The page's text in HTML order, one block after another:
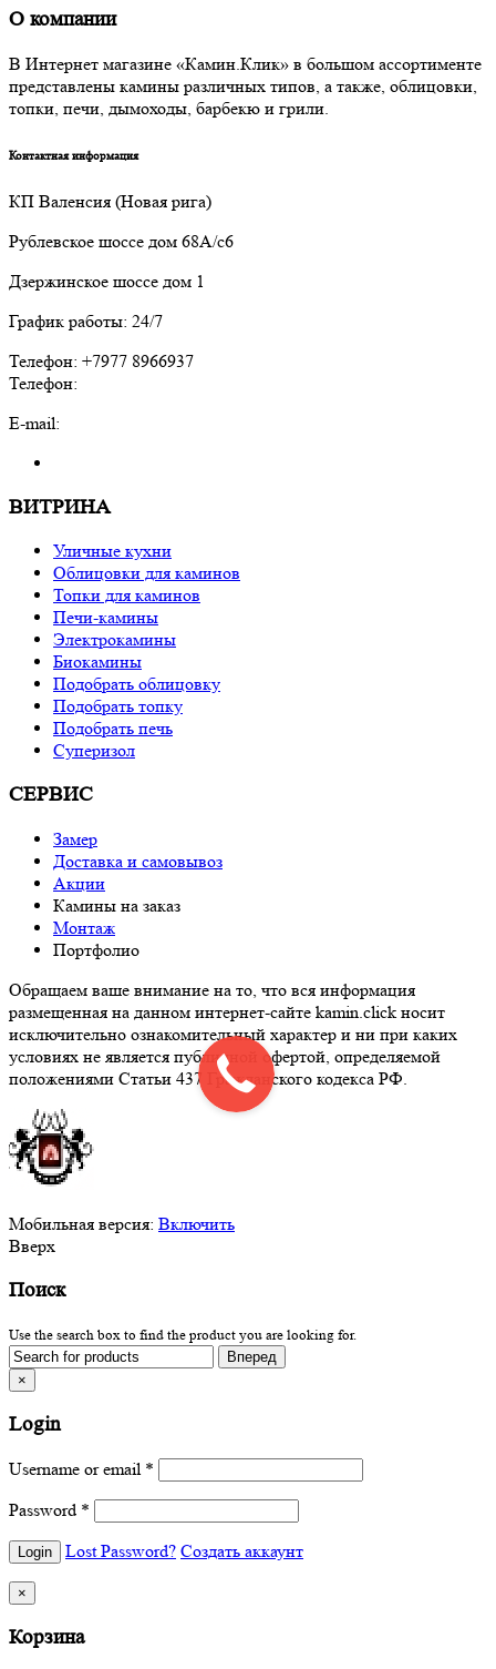
О компании
В Интернет магазине «Камин.Клик» в большом ассортименте
представлены камины различных типов, а также, облицовки,
топки, печи, дымоходы, барбекю и грили.
Контактная информация
КП Валенсия (Новая рига)
Рублевское шоссе дом 68А/с6
Дзержинское шоссе дом 1
График работы: 24/7
Телефон: +7977 8966937
Телефон:
E-mail:
ВИТРИНА
Уличные кухни
Облицовки для каминов
Топки для каминов
Печи-камины
Электрокамины
Биокамины
Подобрать облицовку
Подобрать топку
Подобрать печь
Суперизол
СЕРВИС
Замер
Доставка и самовывоз
Акции
Камины на заказ
Монтаж
Портфолио
Обращаем ваше внимание на то, что вся информация
размещенная на данном интернет-сайте kamin.click носит
исключительно ознакомительный характер и ни при каких
условиях не является публичной офертой, определяемой
положениями Статьи 437 Гражданского кодекса РФ.
Мобильная версия: Включить
Вверх
Поиск
Use the search box to find the product you are looking for.
×
Login
Username or email *
Password *
Lost Password? Создать аккаунт
×
Корзина